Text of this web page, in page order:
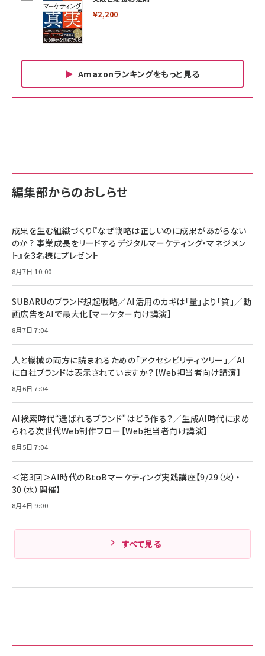
￥2,200
Amazonランキングをもっと見る
￥880
anan(アンアン)2026/06/24号 No.2500増刊
スペシャルエディション[王道エンタメの矜持／
￥1,100
anan(アンアン)2026/07/08号 No.2502[2026
￥880
ママ投資家が育休中に１億貯めた株式投資
組織の成果を最大化する ルールのデザイン
￥1,980
Amazonランキングをもっと見る
サポート正規品 メーカー保証5年 KLMEA128G
NIMASO ガラスフィルム iPhone 17 用 保護フィ
すい ガイド枠付き いPhone17 (6.3インチ) 対応
2枚セット DSP25F1698
￥1,599
￥6,980
全ワイヤレスイヤホン/アクティブノイズキャンセリ
技術基準適合】ブラック
￥5,990
ケーブル Anker絡まないケーブル 240W 結束バン
ド付き USB PD対応 シリコン素材採用 iPhone
17 / 16 / 15 / Galaxy iPad Pro MacBook
Pro/Air 各種対応 (1.8m ミッドナイトブラック)
￥1,890
サポート正規品 メーカー保証5年 KLMEA128G
Amazon eギフトカード - Amazonロゴ - クラ
￥5,000
Anker PowerLine III Flow USB-C & USB-C
Pro/Air 各種対応 (1.8m ミッドナイトブラック)
￥1,890
サッポロ 生ビール 黒ラベル 350ml 缶 24本 ビー
ル ケース買い【6/30応募〆切! 黒ラベルビヤセラー
￥4,857
編集部からのおしらせ
成果を生む組織づくり『なぜ戦略は正しいのに成果があがらない
のか？ 事業成長をリードするデジタルマーケティング・マネジメン
ト』を3名様にプレゼント
8月7日 10:00
SUBARUのブランド想起戦略／AI活用のカギは「量」より「質」／動
画広告をAIで最大化【マーケター向け講演】
8月7日 7:04
人と機械の両方に読まれるための「アクセシビリティツリー」／AI
に自社ブランドは表示されていますか？【Web担当者向け講演】
8月6日 7:04
AI検索時代“選ばれるブランド”はどう作る？／生成AI時代に求め
られる次世代Web制作フロー【Web担当者向け講演】
8月5日 7:04
＜第3回＞AI時代のBtoBマーケティング実践講座【9/29（火）・
30（水）開催】
8月4日 9:00
すべて見る